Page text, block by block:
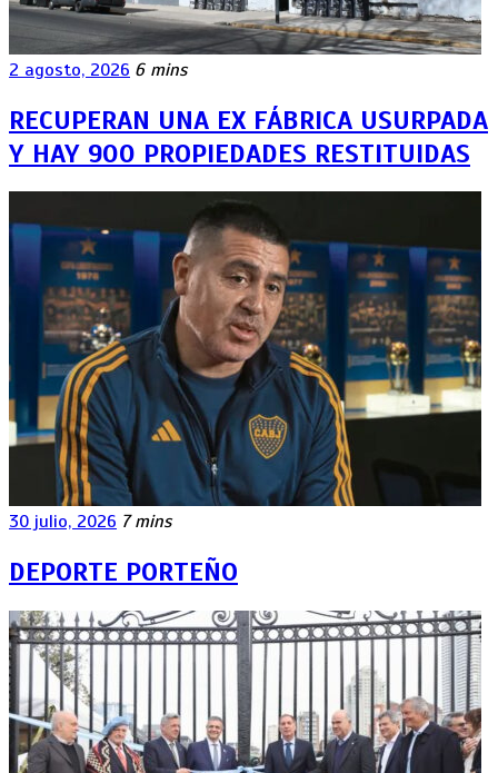
2 agosto, 2026 6 mins
RECUPERAN UNA EX FÁBRICA USURPADA
Y HAY 900 PROPIEDADES RESTITUIDAS
30 julio, 2026 7 mins
DEPORTE PORTEÑO